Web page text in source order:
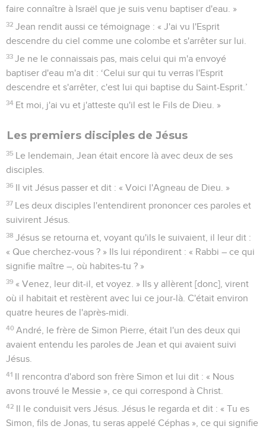
faire connaître à Israël que je suis venu baptiser d'eau. »
32 Jean rendit aussi ce témoignage : « J'ai vu l'Esprit
descendre du ciel comme une colombe et s'arrêter sur lui.
33 Je ne le connaissais pas, mais celui qui m'a envoyé
baptiser d'eau m'a dit : ‘Celui sur qui tu verras l'Esprit
descendre et s'arrêter, c'est lui qui baptise du Saint-Esprit.’
34 Et moi, j'ai vu et j'atteste qu'il est le Fils de Dieu. »
Les premiers disciples de Jésus
35 Le lendemain, Jean était encore là avec deux de ses
disciples.
36 Il vit Jésus passer et dit : « Voici l'Agneau de Dieu. »
37 Les deux disciples l'entendirent prononcer ces paroles et
suivirent Jésus.
38 Jésus se retourna et, voyant qu'ils le suivaient, il leur dit :
« Que cherchez-vous ? » Ils lui répondirent : « Rabbi – ce qui
signifie maître –, où habites-tu ? »
39 « Venez, leur dit-il, et voyez. » Ils y allèrent [donc], virent
où il habitait et restèrent avec lui ce jour-là. C'était environ
quatre heures de l'après-midi.
40 André, le frère de Simon Pierre, était l'un des deux qui
avaient entendu les paroles de Jean et qui avaient suivi
Jésus.
41 Il rencontra d'abord son frère Simon et lui dit : « Nous
avons trouvé le Messie », ce qui correspond à Christ.
42 Il le conduisit vers Jésus. Jésus le regarda et dit : « Tu es
Simon, fils de Jonas, tu seras appelé Céphas », ce qui signifie